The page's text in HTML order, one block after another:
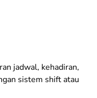
jadwal, kehadiran,
sistem shift atau